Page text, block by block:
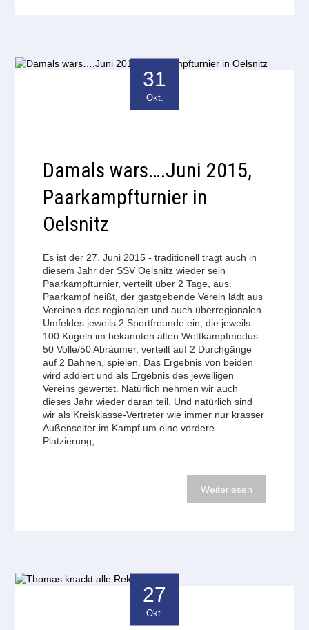
31
Okt.
Damals wars….Juni 2015,
Paarkampfturnier in
Oelsnitz
Es ist der 27. Juni 2015 - traditionell trägt auch in
diesem Jahr der SSV Oelsnitz wieder sein
Paarkampfturnier, verteilt über 2 Tage, aus.
Paarkampf heißt, der gastgebende Verein lädt aus
Vereinen des regionalen und auch überregionalen
Umfeldes jeweils 2 Sportfreunde ein, die jeweils
100 Kugeln im bekannten alten Wettkampfmodus
50 Volle/50 Abräumer, verteilt auf 2 Durchgänge
auf 2 Bahnen, spielen. Das Ergebnis von beiden
wird addiert und als Ergebnis des jeweiligen
Vereins gewertet. Natürlich nehmen wir auch
dieses Jahr wieder daran teil. Und natürlich sind
wir als Kreisklasse-Vertreter wie immer nur krasser
Außenseiter im Kampf um eine vordere
Platzierung,…
Weiterlesen
27
Okt.